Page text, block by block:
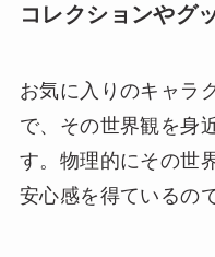
コレクションやグ
お気に入りのキャラ
で、その世界観を身
す。物理的にその世
安心感を得ているの